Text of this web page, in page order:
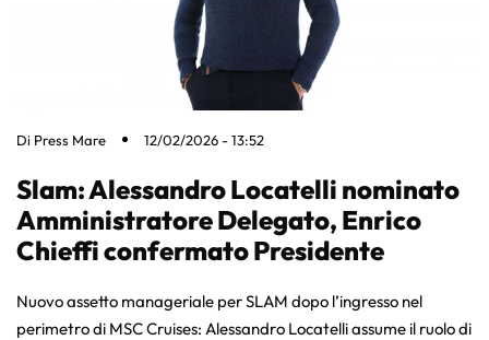
Di Press Mare 12/02/2026 - 13:52
Slam: Alessandro Locatelli nominato
Amministratore Delegato, Enrico
Chieffi confermato Presidente
Nuovo assetto manageriale per SLAM dopo l’ingresso nel
perimetro di MSC Cruises: Alessandro Locatelli assume il ruolo di